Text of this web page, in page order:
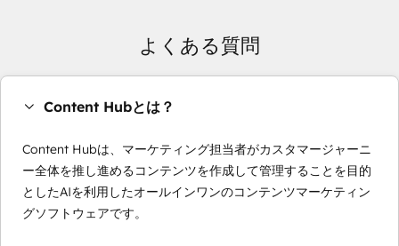
よくある質問
Content Hubとは？
Content Hubは、マーケティング担当者がカスタマージャーニ
ー全体を推し進めるコンテンツを作成して管理することを目的
としたAIを利用したオールインワンのコンテンツマーケティン
グソフトウェアです。